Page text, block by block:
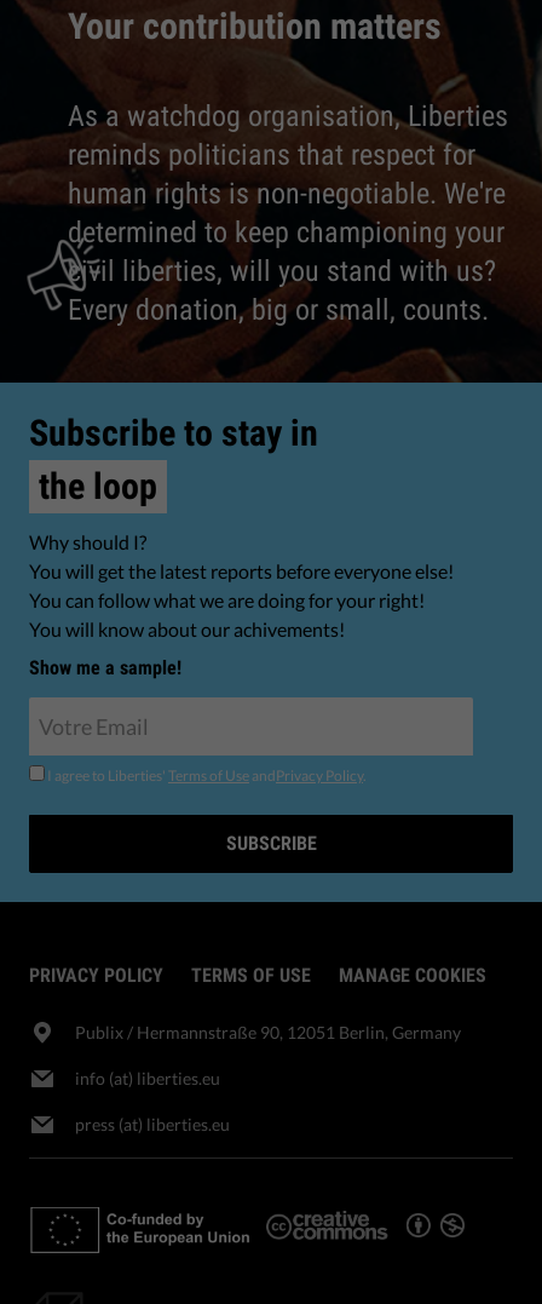
Your contribution matters
As a watchdog organisation, Liberties
reminds politicians that respect for
human rights is non-negotiable. We're
determined to keep championing your
civil liberties, will you stand with us?
Every donation, big or small, counts.
Subscribe to stay in
the loop
Why should I?
You will get the latest reports before everyone else!
You can follow what we are doing for your right!
You will know about our achivements!
Show me a sample!
I agree to Liberties' Terms of Use andPrivacy Policy.
SUBSCRIBE
PRIVACY POLICY TERMS OF USE MANAGE COOKIES
Publix​ / Hermannstraße 90, 12051 Berlin, Germany
info (at) liberties.eu
press (at) liberties.eu